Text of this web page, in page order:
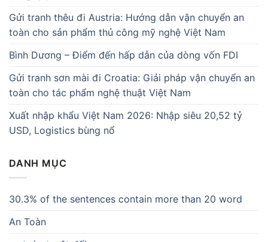
Gửi tranh thêu đi Austria: Hướng dẫn vận chuyển an
toàn cho sản phẩm thủ công mỹ nghệ Việt Nam
Bình Dương – Điểm đến hấp dẫn của dòng vốn FDI
Gửi tranh sơn mài đi Croatia: Giải pháp vận chuyển an
toàn cho tác phẩm nghệ thuật Việt Nam
Xuất nhập khẩu Việt Nam 2026: Nhập siêu 20,52 tỷ
USD, Logistics bùng nổ
DANH MỤC
30.3% of the sentences contain more than 20 word
An Toàn